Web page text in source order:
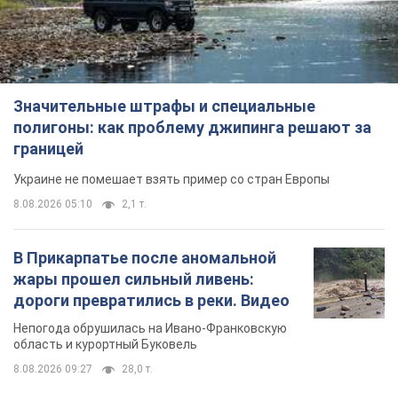
Значительные штрафы и специальные
полигоны: как проблему джипинга решают за
границей
Украине не помешает взять пример со стран Европы
8.08.2026 05:10 2,1 т.
В Прикарпатье после аномальной
жары прошел сильный ливень:
дороги превратились в реки. Видео
Непогода обрушилась на Ивано-Франковскую
область и курортный Буковель
8.08.2026 09:27 28,0 т.